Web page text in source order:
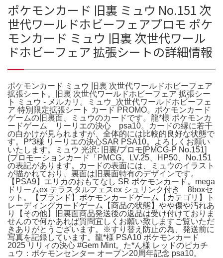
ポケモンカード 旧裏 ミュウ No.151 次
世代ワールドホビーフェアプロモ ポケ
モンカード ミュウ 旧裏 次世代ワール
ドホビーフェア 拡張シートの詳細情報
ポケモンカード ミュウ 旧裏 次世代ワールドホビーフェア
拡張シート。旧裏 次世代ワールドホビーフェア 拡張シー
ト ミュウ - メルカリ。ミュウ_次世代ワールドホビーフェ
ア 特別限定拡張シート カード PROMO。ポケモンカード
ゲームの旧裏面、ミュウのカードです。龍*︎様 ポケモンカ
ードゲーム リーリエの決心 psa10。カードの縁に若干
の白かけが見られますが、全体的には比較的良好な状態で
す。P*3様 リーリエの決心SAR PSA10。よろしくお願い
いたします。ミュウ 光沢: 旧裏/プロモ[PMCG-P No.151]
(プロモーションカード「PMCG。LV.25、HP50、No.151
の表記があります。カードの表面には、ミュウのイラスト
が描かれており、裏面は旧裏面特有のデザインです。
【PSA9】エリカのおもてなし SR ポケモンカード。mega
ドリームex テラスタルフェスex シュリンク付き 8boxセ
ット。【ブランド】ポケモンカードゲーム【カテゴリ】ト
レーディングカードゲーム【商品の状態】やや傷や汚れあ
り【その他】旧裏面商品発送後の返品は受け付けておりま
せんので何かあれば質問宜しくお願い致しますご覧いただ
きありがとうございます。※すり替え防止の為、発送前に
写真を記録しています。龍*︎様 PSA10 ポケモンカード
2025 リリィの決心 #Gem Mint。た*ん様 レッドのピカチ
ュウ：ポケモンセンター オープン20周年記念 psa10。